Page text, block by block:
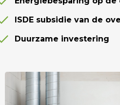
ISDE subsidie van de
Duurzame investering